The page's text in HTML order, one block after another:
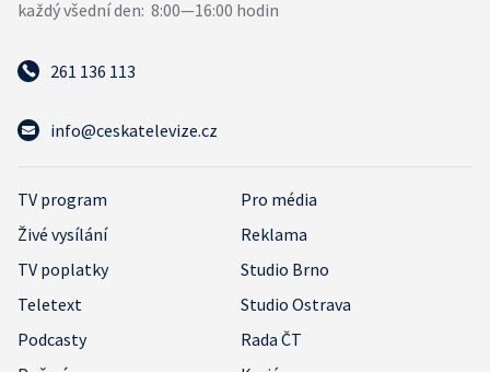
261 136 113
info@ceskatelevize.cz
TV program
Pro média
Živé vysílání
Reklama
TV poplatky
Studio Brno
Teletext
Studio Ostrava
Podcasty
Rada ČT